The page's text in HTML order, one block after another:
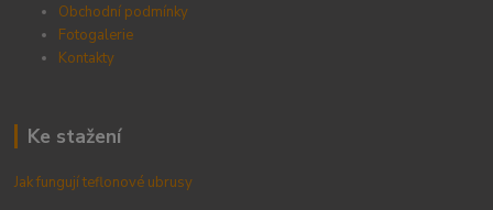
Obchodní podmínky
Fotogalerie
Kontakty
Ke stažení
Jak fungují teflonové ubrusy